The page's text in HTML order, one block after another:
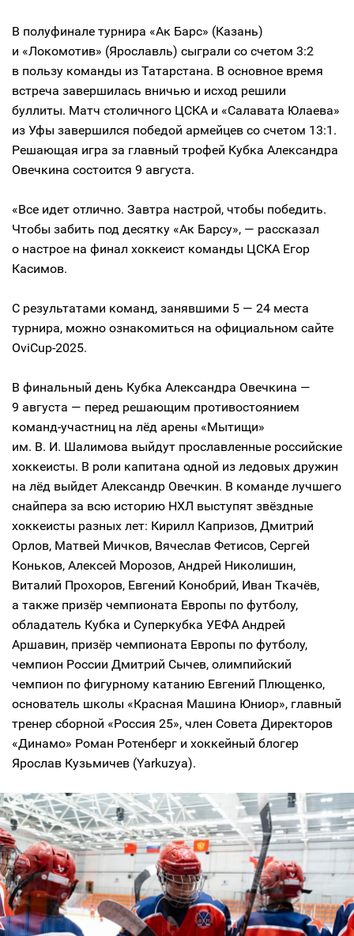
В полуфинале турнира «Ак Барс» (Казань)
и «Локомотив» (Ярославль) сыграли со счетом 3:2
в пользу команды из Татарстана. В основное время
встреча завершилась вничью и исход решили
буллиты. Матч столичного ЦСКА и «Салавата Юлаева»
из Уфы завершился победой армейцев со счетом 13:1.
Решающая игра за главный трофей Кубка Александра
Овечкина состоится 9 августа.
«Все идет отлично. Завтра настрой, чтобы победить.
Чтобы забить под десятку «Ак Барсу», — рассказал
о настрое на финал хоккеист команды ЦСКА Егор
Касимов.
С результатами команд, занявшими 5 — 24 места
турнира, можно ознакомиться на официальном сайте
OviCup-2025.
В финальный день Кубка Александра Овечкина —
9 августа — перед решающим противостоянием
команд-участниц на лёд арены «Мытищи»
им. В. И. Шалимова выйдут прославленные российские
хоккеисты. В роли капитана одной из ледовых дружин
на лёд выйдет Александр Овечкин. В команде лучшего
снайпера за всю историю НХЛ выступят звёздные
хоккеисты разных лет: Кирилл Капризов, Дмитрий
Орлов, Матвей Мичков, Вячеслав Фетисов, Сергей
Коньков, Алексей Морозов, Андрей Николишин,
Виталий Прохоров, Евгений Конобрий, Иван Ткачёв,
а также призёр чемпионата Европы по футболу,
обладатель Кубка и Суперкубка УЕФА Андрей
Аршавин, призёр чемпионата Европы по футболу,
чемпион России Дмитрий Сычев, олимпийский
чемпион по фигурному катанию Евгений Плющенко,
основатель школы «Красная Машина Юниор», главный
тренер сборной «Россия 25», член Совета Директоров
«Динамо» Роман Ротенберг и хоккейный блогер
Ярослав Кузьмичев (Yarkuzya).